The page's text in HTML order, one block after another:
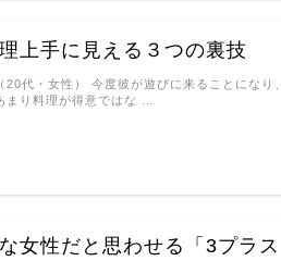
上手に見える３つの裏技
20代・女性） 今度彼が遊びに来ることになり、
まり料理が得意ではな …
女性だと思わせる「3プラス